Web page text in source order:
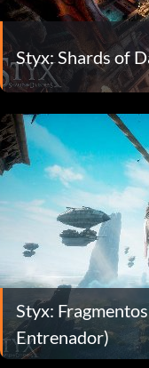
Styx: Shards of
Styx:
Entrenador)